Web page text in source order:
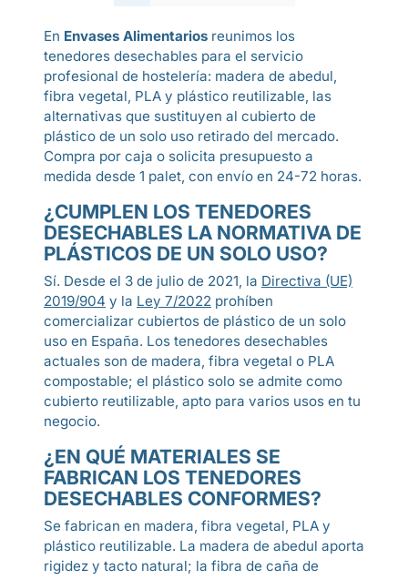
En Envases Alimentarios reunimos los
tenedores desechables para el servicio
profesional de hostelería: madera de abedul,
fibra vegetal, PLA y plástico reutilizable, las
alternativas que sustituyen al cubierto de
plástico de un solo uso retirado del mercado.
Compra por caja o solicita presupuesto a
medida desde 1 palet, con envío en 24-72 horas.
¿CUMPLEN LOS TENEDORES
DESECHABLES LA NORMATIVA DE
PLÁSTICOS DE UN SOLO USO?
Sí. Desde el 3 de julio de 2021, la Directiva (UE)
2019/904 y la Ley 7/2022 prohíben
comercializar cubiertos de plástico de un solo
uso en España. Los tenedores desechables
actuales son de madera, fibra vegetal o PLA
compostable; el plástico solo se admite como
cubierto reutilizable, apto para varios usos en tu
negocio.
¿EN QUÉ MATERIALES SE
FABRICAN LOS TENEDORES
DESECHABLES CONFORMES?
Se fabrican en madera, fibra vegetal, PLA y
plástico reutilizable. La madera de abedul aporta
rigidez y tacto natural; la fibra de caña de